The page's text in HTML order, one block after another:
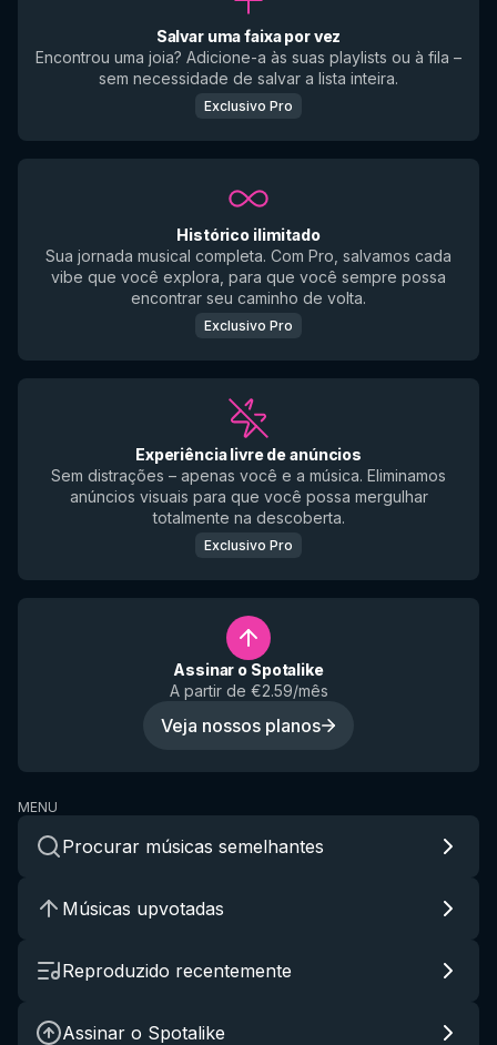
Salvar uma faixa por vez
Encontrou uma joia? Adicione-a às suas playlists ou à fila –
sem necessidade de salvar a lista inteira.
Exclusivo Pro
Histórico ilimitado
Sua jornada musical completa. Com Pro, salvamos cada
vibe que você explora, para que você sempre possa
encontrar seu caminho de volta.
Exclusivo Pro
Experiência livre de anúncios
Sem distrações – apenas você e a música. Eliminamos
anúncios visuais para que você possa mergulhar
totalmente na descoberta.
Exclusivo Pro
Assinar o Spotalike
A partir de €2.59/mês
Veja nossos planos
MENU
Procurar músicas semelhantes
Músicas upvotadas
Reproduzido recentemente
Assinar o Spotalike